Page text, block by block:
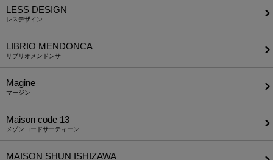
LESS DESIGN
レスデザイン
LIBRIO MENDONCA
リブリオメンドンサ
Magine
マージン
Maison code 13
メゾンコードサーティーン
MAISON SHUN ISHIZAWA